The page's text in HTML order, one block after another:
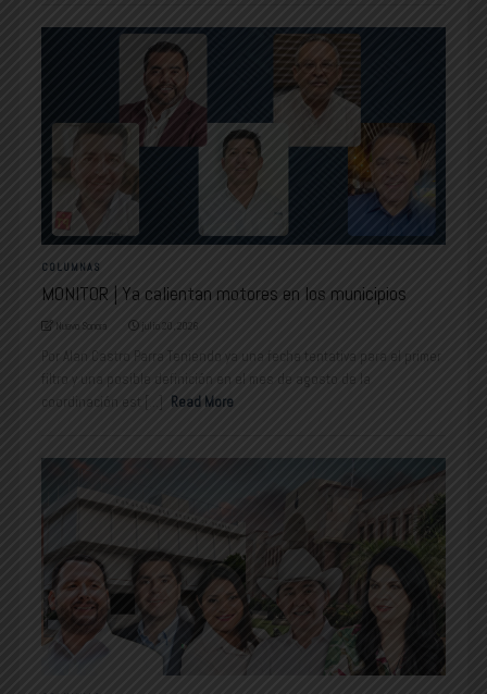
COLUMNAS
MONITOR | Ya calientan motores en los municipios
Nuevo Sonora julio 20, 2026
Por Alan Castro Parra Teniendo ya una fecha tentativa para el primer
filtro y una posible definición en el mes de agosto de la
coordinación est [...]
Read More